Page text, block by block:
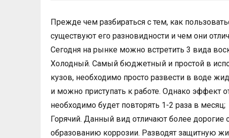
Прежде чем разбираться с тем, как
существуют его разновидности и чем они
Сегодня на рынке можно встретить 3 вида
Холодный. Самый бюджетный и простой в
кузов, необходимо просто развести в воде
и можно приступать к работе. Однако эффект
необходимо будет повторять 1-2 раза в месяц;
Горячий. Данный вид отличают более
образованию коррозии. Разводят защитную